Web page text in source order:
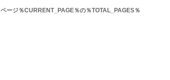
ページ％CURRENT_PAGE％の％TOTAL_PAGES％